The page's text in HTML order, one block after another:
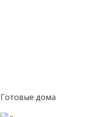
Готовые дома